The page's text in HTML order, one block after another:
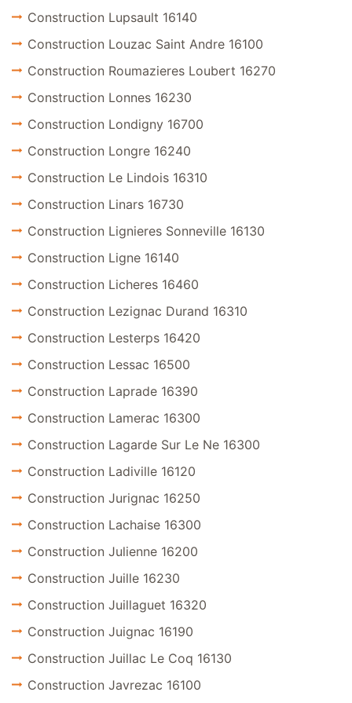
Construction Lupsault 16140
Construction Louzac Saint Andre 16100
Construction Roumazieres Loubert 16270
Construction Lonnes 16230
Construction Londigny 16700
Construction Longre 16240
Construction Le Lindois 16310
Construction Linars 16730
Construction Lignieres Sonneville 16130
Construction Ligne 16140
Construction Licheres 16460
Construction Lezignac Durand 16310
Construction Lesterps 16420
Construction Lessac 16500
Construction Laprade 16390
Construction Lamerac 16300
Construction Lagarde Sur Le Ne 16300
Construction Ladiville 16120
Construction Jurignac 16250
Construction Lachaise 16300
Construction Julienne 16200
Construction Juille 16230
Construction Juillaguet 16320
Construction Juignac 16190
Construction Juillac Le Coq 16130
Construction Javrezac 16100